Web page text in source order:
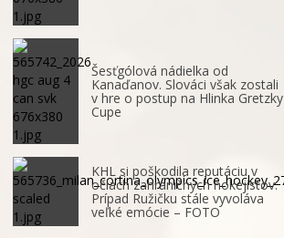
Šesťgólová nádielka od
Kanaďanov. Slováci však zostali
v hre o postup na Hlinka Gretzky
Cupe
KHL si poškodila reputáciu v
očiach zahraničných hokejistov.
Prípad Ružičku stále vyvoláva
veľké emócie – FOTO